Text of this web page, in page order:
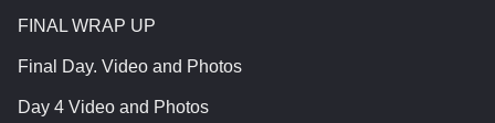
FINAL WRAP UP
Final Day. Video and Photos
Day 4 Video and Photos